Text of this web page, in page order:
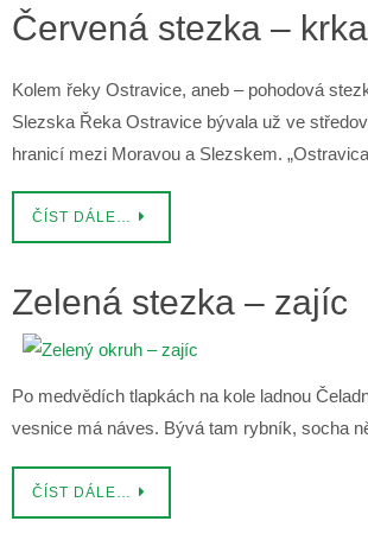
Červená stezka –
Kolem řeky Ostravice, aneb – pohodová
Slezska Řeka Ostravice bývala už ve
hranicí mezi Moravou a Slezskem.
ČÍST DÁLE…
Zelená stezka – zajíc
Po medvědích tlapkách na kole ladnou
vesnice má náves. Bývá tam rybník, socha
ČÍST DÁLE…